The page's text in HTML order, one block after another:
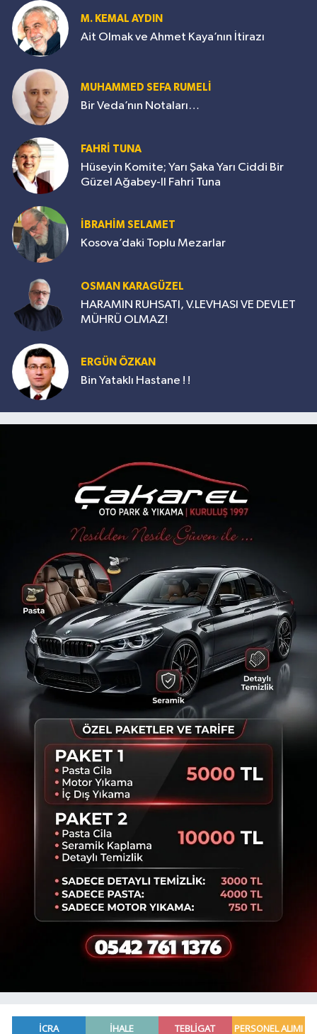
M. KEMAL AYDIN
Ait Olmak ve Ahmet Kaya’nın İtirazı
MUHAMMED SEFA RUMELİ
Bir Veda’nın Notaları…
FAHRİ TUNA
Hüseyin Komite; Yarı Şaka Yarı Ciddi Bir
Güzel Ağabey-II Fahri Tuna
İBRAHİM SELAMET
Kosova’daki Toplu Mezarlar
OSMAN KARAGÜZEL
HARAMIN RUHSATI, V.LEVHASI VE DEVLET
MÜHRÜ OLMAZ!
ERGÜN ÖZKAN
Bin Yataklı Hastane ! !